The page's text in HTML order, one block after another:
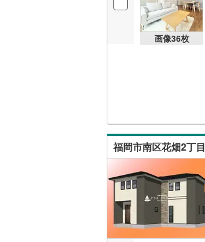
画像36枚
福岡市南区花畑2丁目